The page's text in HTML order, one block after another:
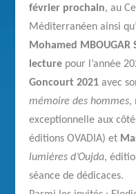
février prochain, au
Méditerranéen ainsi
Mohamed MBOUGAR
lecture pour l’année
Goncourt 2021 avec
mémoire des hommes,
exceptionnelle aux
éditions OVADIA) et
lumières d’Oujda,
séance de dédicaces.